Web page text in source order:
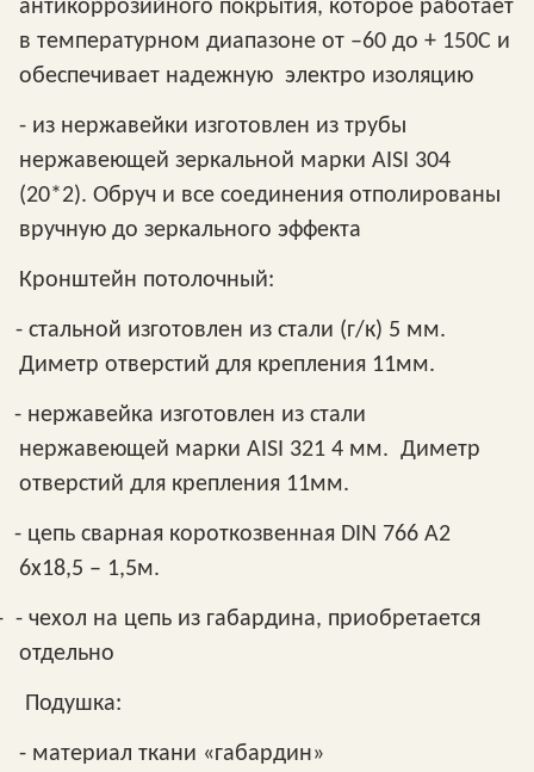
антикоррозийного покрытия, которое работает
в температурном диапазоне от –60 до + 150С и
обеспечивает надежную электро изоляцию
- из нержавейки изготовлен из трубы
нержавеющей зеркальной марки AISI 304
(20*2). Обруч и все соединения отполированы
вручную до зеркального эффекта
Кронштейн потолочный:
- стальной изготовлен из стали (г/к) 5 мм.
Диметр отверстий для крепления 11мм.
нержавейка изготовлен из стали
нержавеющей марки AISI 321 4 мм. Диметр
отверстий для крепления 11мм.
цепь сварная короткозвенная DIN 766 A2
6x18,5 – 1,5м.
- чехол на цепь из габардина, приобретается
отдельно
Подушка:
- материал ткани «габардин»